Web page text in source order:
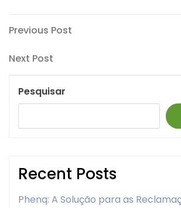
Navegação
de
artigos
Previous
Previous Post
Next
Next Post
Pesquisar
Recent Posts
Phenq: A Solução para as